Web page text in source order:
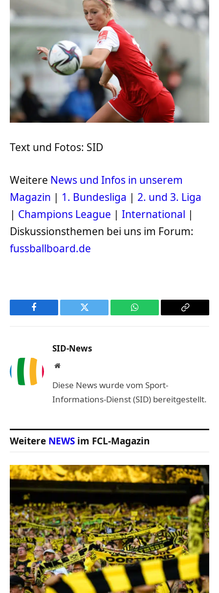
Text und Fotos: SID
Weitere News und Infos in unserem
Magazin | 1. Bundesliga | 2. und 3. Liga
| Champions League | International |
Diskussionsthemen bei uns im Forum:
fussballboard.de
Facebook Twitter WhatsApp
Copy
SID-News
Website
Diese News wurde vom Sport-
Informations-Dienst (SID) bereitgestellt.
Weitere NEWS im FCL-Magazin